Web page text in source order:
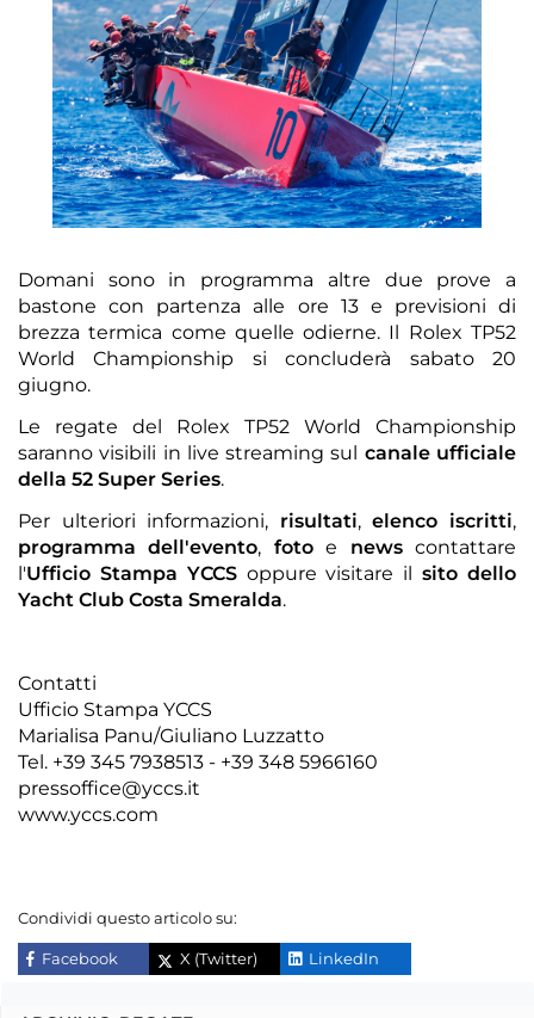
Domani sono in programma altre due prove a
bastone con partenza alle ore 13 e previsioni di
brezza termica come quelle odierne. Il Rolex TP52
World Championship si concluderà sabato 20
giugno.
Le regate del Rolex TP52 World Championship
saranno visibili in live streaming sul canale ufficiale
della 52 Super Series.
Per ulteriori informazioni, risultati,elenco iscritti,
programma dell'evento, fotoe newscontattare
l'Ufficio Stampa YCCSoppure visitare ilsito dello
Yacht Club Costa Smeralda.
Contatti
Ufficio Stampa YCCS
Marialisa Panu/Giuliano Luzzatto
Tel. +39 345 7938513 - +39 348 5966160
pressoffice@yccs.it
www.yccs.com
Condividi questo articolo su:
Facebook X (Twitter) LinkedIn